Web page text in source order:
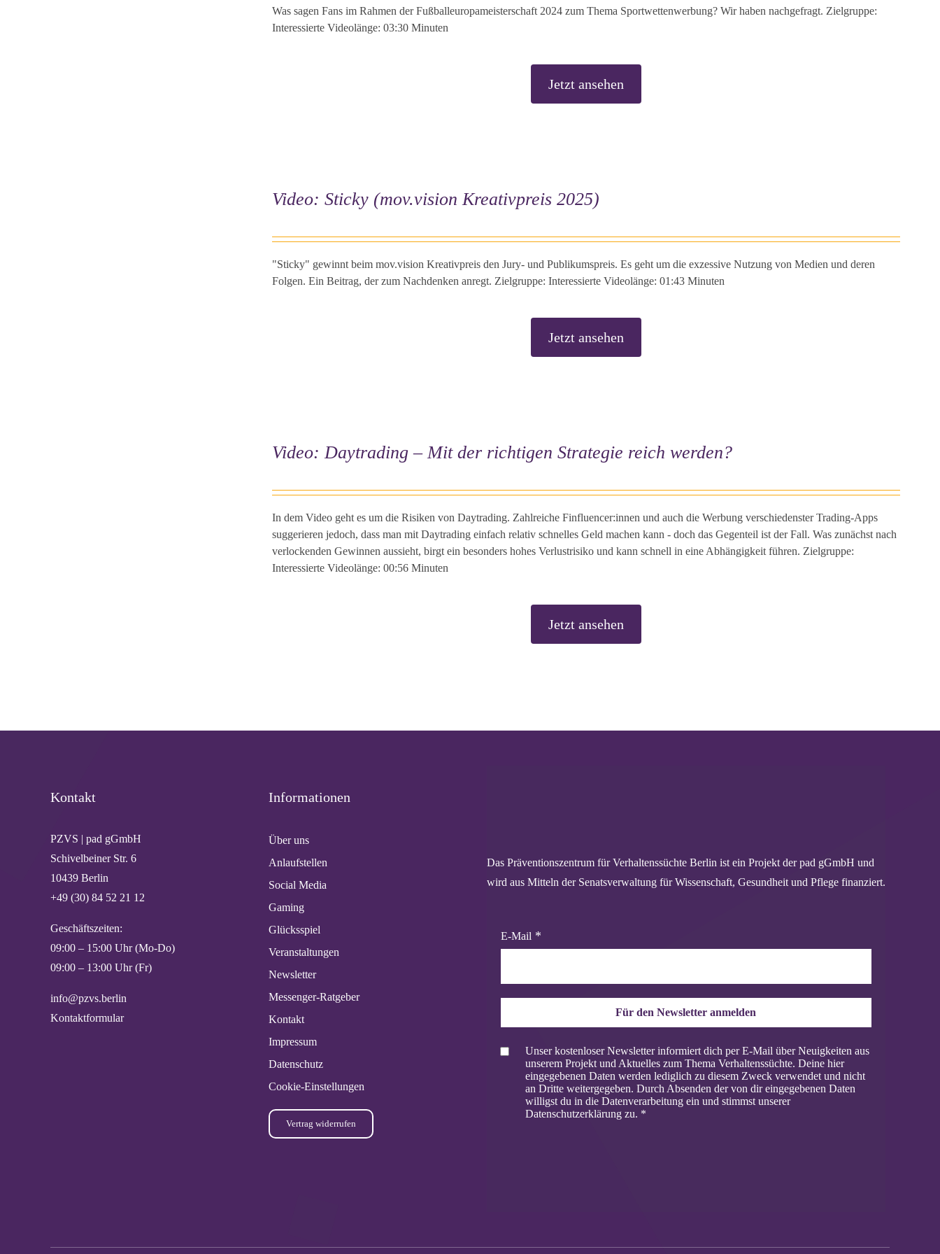
Was sagen Fans im Rahmen der Fußballeuropameisterschaft 2024 zum Thema Sportwettenwerbung? Wir haben nachgefragt. Zielgruppe:
Interessierte Videolänge: 03:30 Minuten
Jetzt ansehen
Video: Sticky (mov.vision Kreativpreis 2025)
"Sticky" gewinnt beim mov.vision Kreativpreis den Jury- und Publikumspreis. Es geht um die exzessive Nutzung von Medien und deren
Folgen. Ein Beitrag, der zum Nachdenken anregt. Zielgruppe: Interessierte Videolänge: 01:43 Minuten
Jetzt ansehen
Video: Daytrading – Mit der richtigen Strategie reich werden?
In dem Video geht es um die Risiken von Daytrading. Zahlreiche Finfluencer:innen und auch die Werbung verschiedenster Trading-Apps
suggerieren jedoch, dass man mit Daytrading einfach relativ schnelles Geld machen kann - doch das Gegenteil ist der Fall. Was zunächst nach
verlockenden Gewinnen aussieht, birgt ein besonders hohes Verlustrisiko und kann schnell in eine Abhängigkeit führen. Zielgruppe:
Interessierte Videolänge: 00:56 Minuten
Jetzt ansehen
Kontakt
PZVS | pad gGmbH
Schivelbeiner Str. 6
10439 Berlin
+49 (30) 84 52 21 12
Geschäftszeiten:
09:00 – 15:00 Uhr (Mo-Do)
09:00 – 13:00 Uhr (Fr)
info@pzvs.berlin
Kontaktformular
Informationen
Über uns
Anlaufstellen
Social Media
Gaming
Glücksspiel
Veranstaltungen
Newsletter
Messenger-Ratgeber
Kontakt
Impressum
Datenschutz
Cookie-Einstellungen
Vertrag widerrufen
Das Präventionszentrum für Verhaltenssüchte Berlin ist ein Projekt der pad gGmbH und
wird aus Mitteln der Senatsverwaltung für Wissenschaft, Gesundheit und Pflege finanziert.
E-Mail
Für den Newsletter anmelden
Unser kostenloser Newsletter informiert dich per E-Mail über Neuigkeiten aus
unserem Projekt und Aktuelles zum Thema Verhaltenssüchte. Deine hier
eingegebenen Daten werden lediglich zu diesem Zweck verwendet und nicht
an Dritte weitergegeben. Durch Absenden der von dir eingegebenen Daten
willigst du in die Datenverarbeitung ein und stimmst unserer
Datenschutzerklärung zu.